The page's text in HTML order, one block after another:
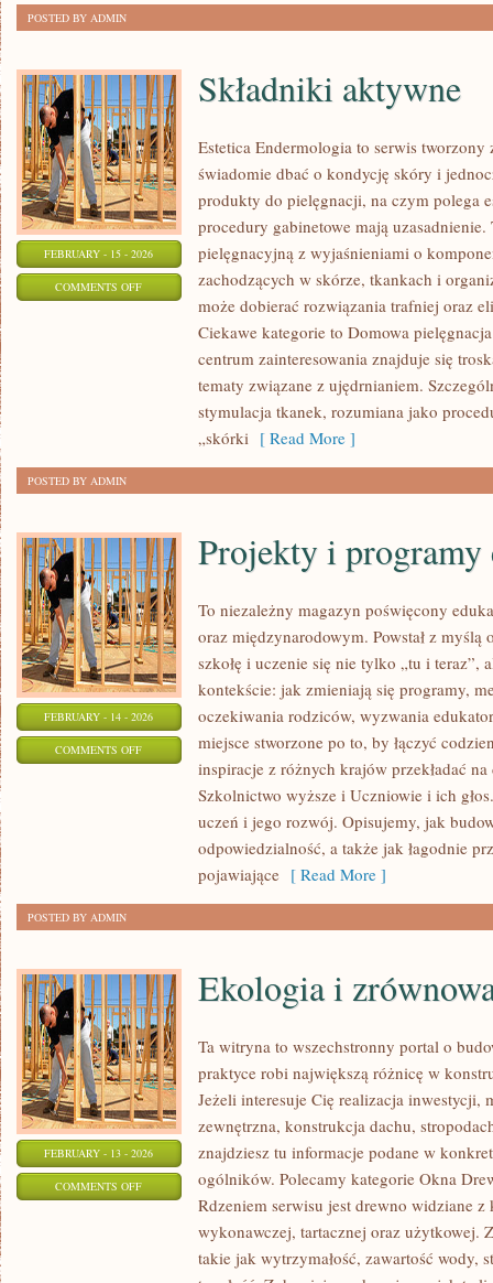
POSTED BY ADMIN
FEBRUARY - 15 - 2026
COMMENTS OFFON
SKŁADNIKI
Składniki aktywne
Estetica Endermologia to serwis
świadomie dbać o kondycję skóry i
produkty do pielęgnacji, na czym polega
procedury gabinetowe mają
pielęgnacyjną z wyjaśnieniami o
zachodzących w skórze, tkankach i
może dobierać rozwiązania trafniej oraz
Ciekawe kategorie to Domowa
centrum zainteresowania znajduje się
tematy związane z ujędrnianiem.
stymulacja tkanek, rozumiana jako
„skórki [ Read More ]
POSTED BY ADMIN
FEBRUARY - 14 - 2026
COMMENTS OFFON
PROGRAMY
EDUKACYJNE
Projekty i programy
To niezależny magazyn poświęcony
oraz międzynarodowym. Powstał z myślą
szkołę i uczenie się nie tylko „tu i teraz”,
kontekście: jak zmieniają się programy,
oczekiwania rodziców, wyzwania
miejsce stworzone po to, by łączyć
inspiracje z różnych krajów przekładać na
Szkolnictwo wyższe i Uczniowie i ich
uczeń i jego rozwój. Opisujemy, jak
odpowiedzialność, a także jak łagodnie
pojawiające [ Read More ]
POSTED BY ADMIN
FEBRUARY - 13 - 2026
COMMENTS OFFON
ZRÓWNOWAŻONY
Ekologia i
Ta witryna to wszechstronny portal o
praktyce robi największą różnicę w
Jeżeli interesuje Cię realizacja inwestycji,
zewnętrzna, konstrukcja dachu,
znajdziesz tu informacje podane w
ogólników. Polecamy kategorie Okna
Rdzeniem serwisu jest drewno widziane
wykonawczej, tartacznej oraz użytkowej.
takie jak wytrzymałość, zawartość wody,